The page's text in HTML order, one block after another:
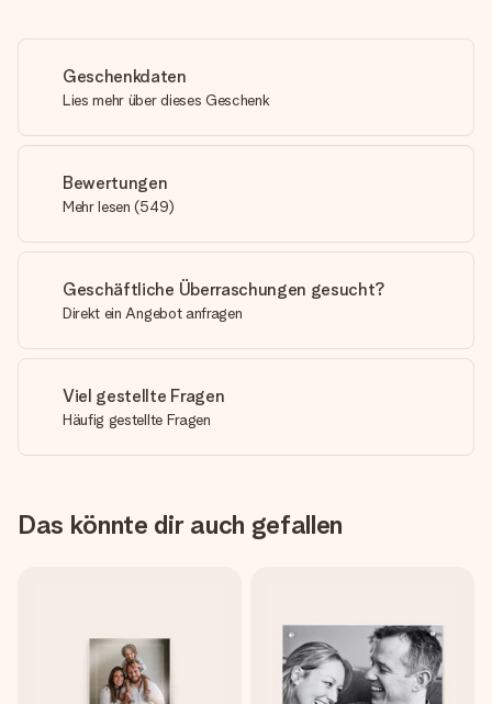
Geschenkdaten
Lies mehr über dieses Geschenk
Bewertungen
Mehr lesen (549)
Geschäftliche Überraschungen gesucht?
Direkt ein Angebot anfragen
Viel gestellte Fragen
Häufig gestellte Fragen
Das könnte dir auch gefallen